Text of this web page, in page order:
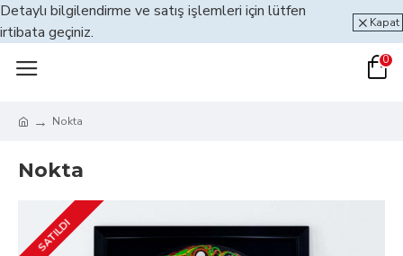
Detaylı bilgilendirme ve satış işlemleri için lütfen
irtibata geçiniz.
Kapat
0
Nokta
Nokta
SATILDI